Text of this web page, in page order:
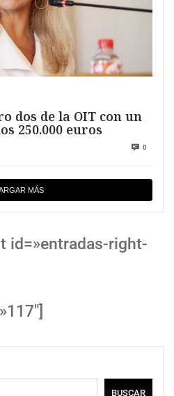
dos de la OIT con un
250.000 euros
0
MÁS
id=»entradas-right-
BUSCAR